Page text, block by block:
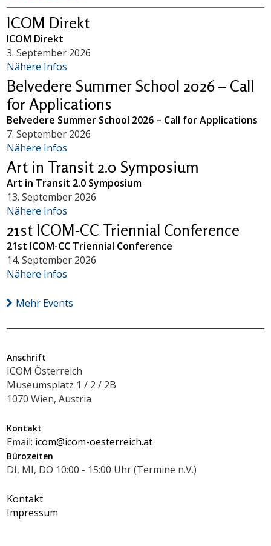
ICOM Direkt
ICOM Direkt
3. September 2026
Nähere Infos
Belvedere Summer School 2026 – Call
for Applications
Belvedere Summer School 2026 – Call for Applications
7. September 2026
Nähere Infos
Art in Transit 2.0 Symposium
Art in Transit 2.0 Symposium
13. September 2026
Nähere Infos
21st ICOM-CC Triennial Conference
21st ICOM-CC Triennial Conference
14. September 2026
Nähere Infos
Mehr Events
Anschrift
ICOM Österreich
Museumsplatz 1 / 2 / 2B
1070 Wien, Austria
Kontakt
Email: icom@icom-oesterreich.at
Bürozeiten
DI, MI, DO 10:00 - 15:00 Uhr (Termine n.V.)
Kontakt
Impressum